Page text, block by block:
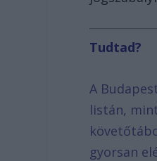
Tudtad?
A
listán,
gyorsan